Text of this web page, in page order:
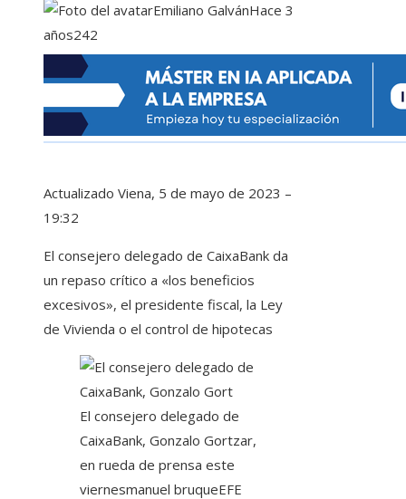
Emiliano GalvánHace 3
años242
Actualizado Viena, 5 de mayo de 2023 –
19:32
El consejero delegado de CaixaBank da
un repaso crítico a «los beneficios
excesivos», el presidente fiscal, la Ley
de Vivienda o el control de hipotecas
El consejero delegado de
CaixaBank, Gonzalo Gortzar,
en rueda de prensa este
viernesmanuel bruqueEFE